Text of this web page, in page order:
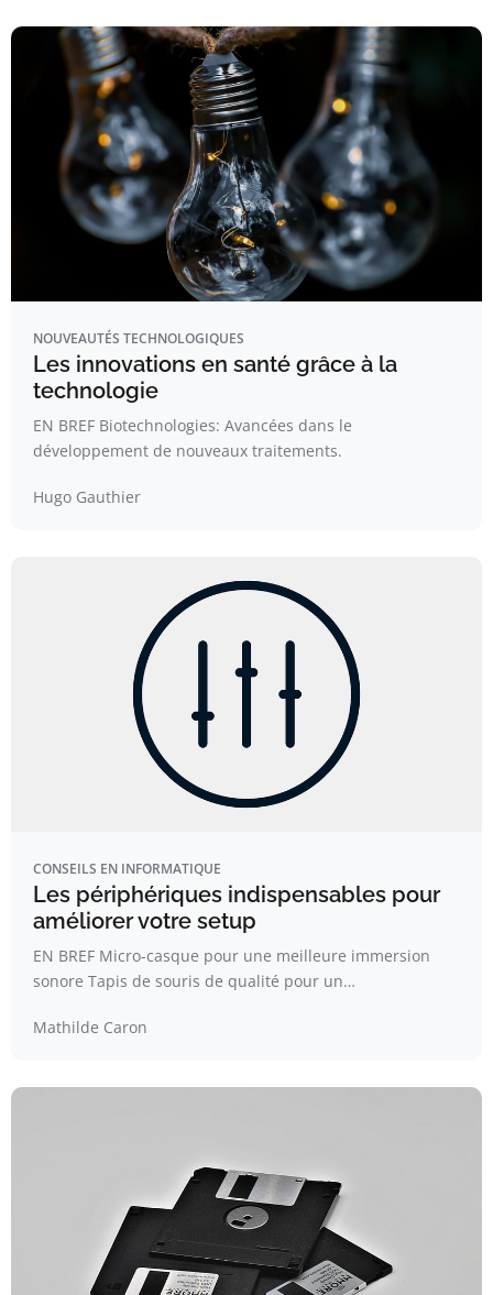
NOUVEAUTÉS TECHNOLOGIQUES
Les innovations en santé grâce à la
technologie
EN BREF Biotechnologies: Avancées dans le
développement de nouveaux traitements.
Hugo Gauthier
CONSEILS EN INFORMATIQUE
Les périphériques indispensables pour
améliorer votre setup
EN BREF Micro-casque pour une meilleure immersion
sonore Tapis de souris de qualité pour un…
Mathilde Caron